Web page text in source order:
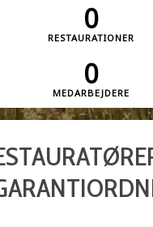
0
RESTAURATIONER
0
MEDARBEJDERE